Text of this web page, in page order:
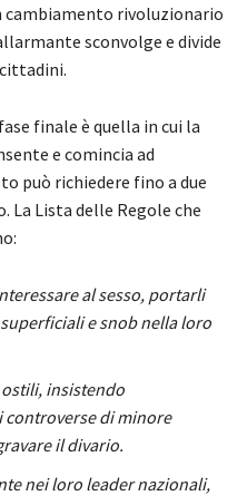
cambiamento rivoluzionario
sconvolge e divide
finale è quella in cui la
e comincia ad
può richiedere fino a due
La Lista delle Regole che
al sesso, portarli
e snob nella loro
insistendo
controverse di minore
il divario.
nei loro leader nazionali,